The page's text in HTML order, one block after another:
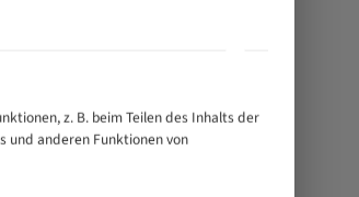
z. B. beim Teilen des Inhalts der
und anderen Funktionen von